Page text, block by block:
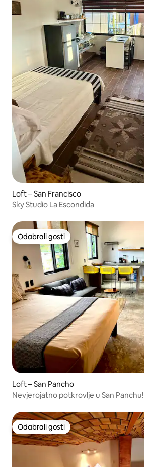
Loft – San Francisco
Sky Studio La Escondida
Odabrali gosti
Odabrali gosti
Loft – San Pancho
Nevjerojatno potkrovlje u San Panchu!
Odabrali gosti
Odabrali gosti